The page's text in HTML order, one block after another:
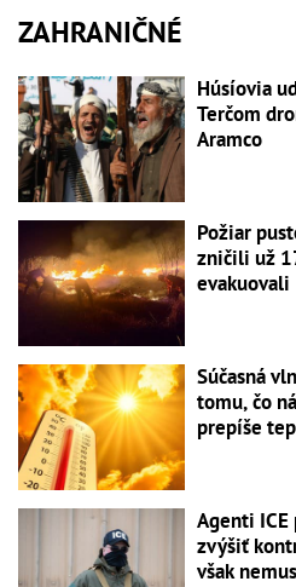
ZAHRANIČNÉ
Húsíovia
Terčom
Aramco
Požiar
zničili už
evakuovali
Súčasná
tomu, čo
prepíše
Agenti ICE
zvýšiť
však